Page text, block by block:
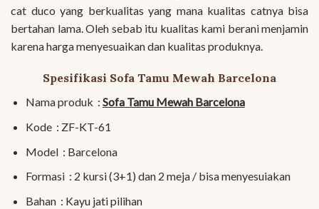
cat duco yang berkualitas yang mana kualitas catnya bisa
bertahan lama. Oleh sebab itu kualitas kami berani menjamin
karena harga menyesuaikan dan kualitas produknya.
Spesifikasi Sofa Tamu Mewah Barcelona
Nama produk : Sofa Tamu Mewah Barcelona
Kode : ZF-KT-61
Model : Barcelona
Formasi : 2 kursi (3+1) dan 2 meja / bisa menyesuiakan
Bahan : Kayu jati pilihan